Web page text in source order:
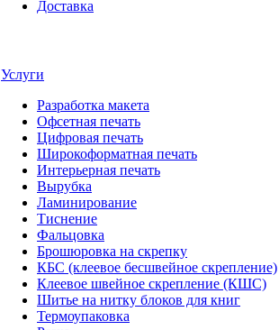
Доставка
Услуги
Разработка макета
Офсетная печать
Цифровая печать
Широкоформатная печать
Интерьерная печать
Вырубка
Ламинирование
Тиснение
Фальцовка
Брошюровка на скрепку
КБС (клеевое бесшвейное скрепление)
Клеевое швейное скрепление (КШС)
Шитье на нитку блоков для книг
Термоупаковка